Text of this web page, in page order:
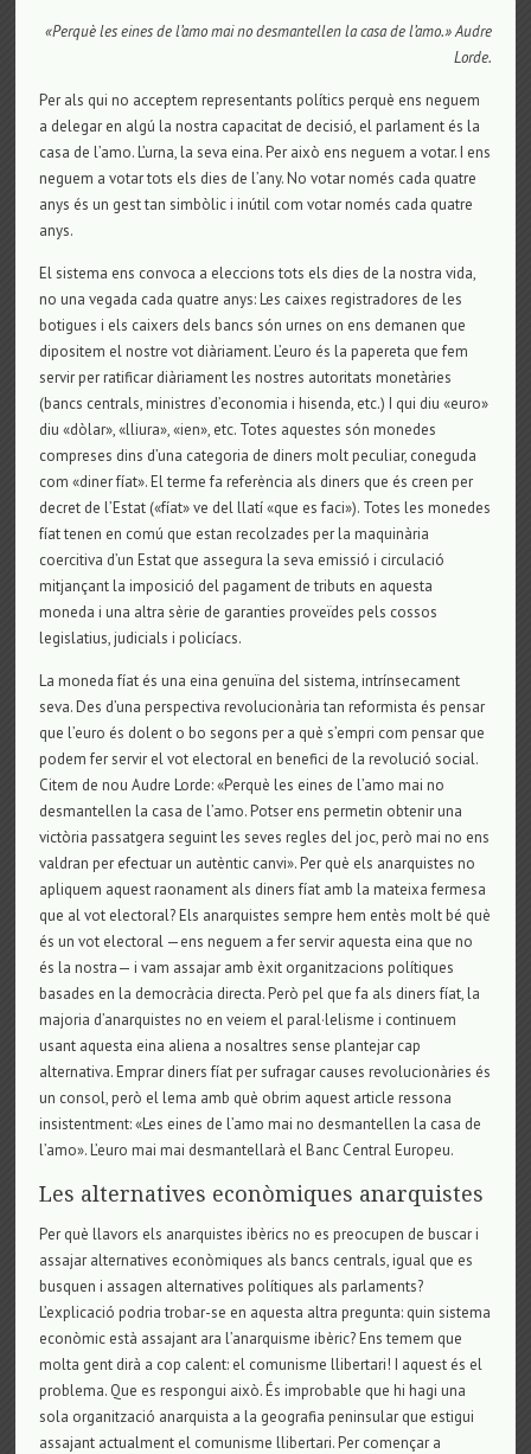
«Perquè les eines de l’amo mai no desmantellen la casa de l’amo.» Audre
Lorde.
Per als qui no acceptem representants polítics perquè ens neguem
a delegar en algú la nostra capacitat de decisió, el parlament és la
casa de l’amo. L’urna, la seva eina. Per això ens neguem a votar. I ens
neguem a votar tots els dies de l’any. No votar només cada quatre
anys és un gest tan simbòlic i inútil com votar només cada quatre
anys.
El sistema ens convoca a eleccions tots els dies de la nostra vida,
no una vegada cada quatre anys: Les caixes registradores de les
botigues i els caixers dels bancs són urnes on ens demanen que
dipositem el nostre vot diàriament. L’euro és la papereta que fem
servir per ratificar diàriament les nostres autoritats monetàries
(bancs centrals, ministres d’economia i hisenda, etc.) I qui diu «euro»
diu «dòlar», «lliura», «ien», etc. Totes aquestes són monedes
compreses dins d’una categoria de diners molt peculiar, coneguda
com «diner fíat». El terme fa referència als diners que és creen per
decret de l’Estat («fíat» ve del llatí «que es faci»). Totes les monedes
fíat tenen en comú que estan recolzades per la maquinària
coercitiva d’un Estat que assegura la seva emissió i circulació
mitjançant la imposició del pagament de tributs en aquesta
moneda i una altra sèrie de garanties proveïdes pels cossos
legislatius, judicials i policíacs.
La moneda fíat és una eina genuïna del sistema, intrínsecament
seva. Des d’una perspectiva revolucionària tan reformista és pensar
que l’euro és dolent o bo segons per a què s’empri com pensar que
podem fer servir el vot electoral en benefici de la revolució social.
Citem de nou Audre Lorde: «Perquè les eines de l’amo mai no
desmantellen la casa de l’amo. Potser ens permetin obtenir una
victòria passatgera seguint les seves regles del joc, però mai no ens
valdran per efectuar un autèntic canvi». Per què els anarquistes no
apliquem aquest raonament als diners fíat amb la mateixa fermesa
que al vot electoral? Els anarquistes sempre hem entès molt bé què
és un vot electoral —ens neguem a fer servir aquesta eina que no
és la nostra— i vam assajar amb èxit organitzacions polítiques
basades en la democràcia directa. Però pel que fa als diners fíat, la
majoria d’anarquistes no en veiem el paral·lelisme i continuem
usant aquesta eina aliena a nosaltres sense plantejar cap
alternativa. Emprar diners fíat per sufragar causes revolucionàries és
un consol, però el lema amb què obrim aquest article ressona
insistentment: «Les eines de l’amo mai no desmantellen la casa de
l’amo». L’euro mai mai desmantellarà el Banc Central Europeu.
Les alternatives econòmiques anarquistes
Per què llavors els anarquistes ibèrics no es preocupen de buscar i
assajar alternatives econòmiques als bancs centrals, igual que es
busquen i assagen alternatives polítiques als parlaments?
L’explicació podria trobar-se en aquesta altra pregunta: quin sistema
econòmic està assajant ara l’anarquisme ibèric? Ens temem que
molta gent dirà a cop calent: el comunisme llibertari! I aquest és el
problema. Que es respongui això. És improbable que hi hagi una
sola organització anarquista a la geografia peninsular que estigui
assajant actualment el comunisme llibertari. Per començar a